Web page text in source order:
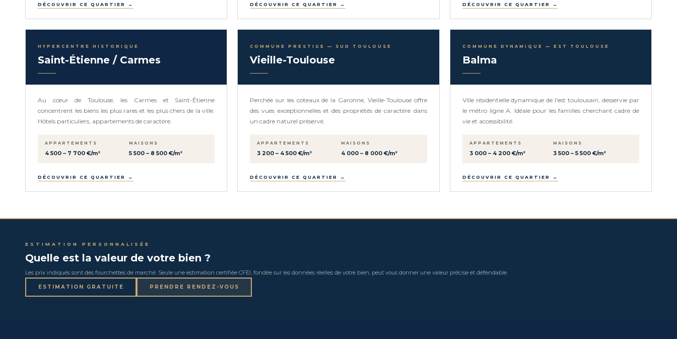
DÉCOUVRIR CE QUARTIER → DÉCOUVRIR CE QUARTIER → DÉCOUVRIR CE QUARTIER →
HYPERCENTRE HISTORIQUE
Saint-Étienne / Carmes
Au cœur de Toulouse, les Carmes et Saint-Étienne
concentrent les biens les plus rares et les plus chers de la ville.
Hôtels particuliers, appartements de caractère.
APPARTEMENTS
4 500 – 7 700 €/m²
MAISONS
5 500 – 8 500 €/m²
DÉCOUVRIR CE QUARTIER →
COMMUNE PRESTIGE — SUD TOULOUSE
Vieille-Toulouse
Perchée sur les coteaux de la Garonne, Vieille-Toulouse offre
des vues exceptionnelles et des propriétés de caractère dans
un cadre naturel préservé.
APPARTEMENTS
3 200 – 4 500 €/m²
MAISONS
4 000 – 8 000 €/m²
DÉCOUVRIR CE QUARTIER →
COMMUNE DYNAMIQUE — EST TOULOUSE
Balma
Ville résidentielle dynamique de l'est toulousain, desservie par
le métro ligne A. Idéale pour les familles cherchant cadre de
vie et accessibilité.
APPARTEMENTS
3 000 – 4 200 €/m²
MAISONS
3 500 – 5 500 €/m²
DÉCOUVRIR CE QUARTIER →
ESTIMATION PERSONNALISÉE
Quelle est la valeur de votre bien ?
Les prix indiqués sont des fourchettes de marché. Seule une estimation certifiée CFEI, fondée sur les données réelles de votre bien, peut vous donner une valeur précise et défendable.
ESTIMATION GRATUITE PRENDRE RENDEZ-VOUS